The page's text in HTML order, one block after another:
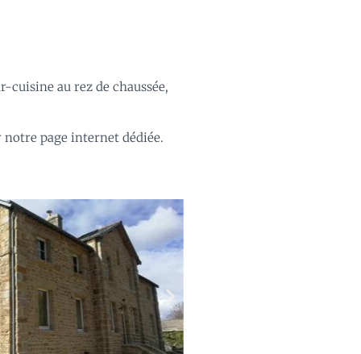
au rez de chaussée,
notre page internet dédiée.